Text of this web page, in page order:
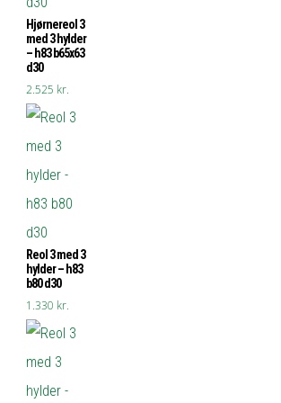
Hjørnereol 3
med 3 hylder
– h83 b65x63
d30
2.525 kr.
Reol 3 med 3
hylder – h83
b80 d30
1.330 kr.